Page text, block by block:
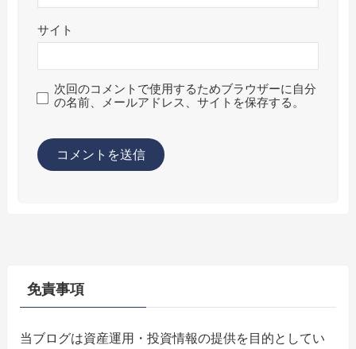
サイト
次回のコメントで使用するためブラウザーに自分
の名前、メールアドレス、サイトを保存する。
免責事項
当ブログは資産運用・投資情報の提供を目的としてい